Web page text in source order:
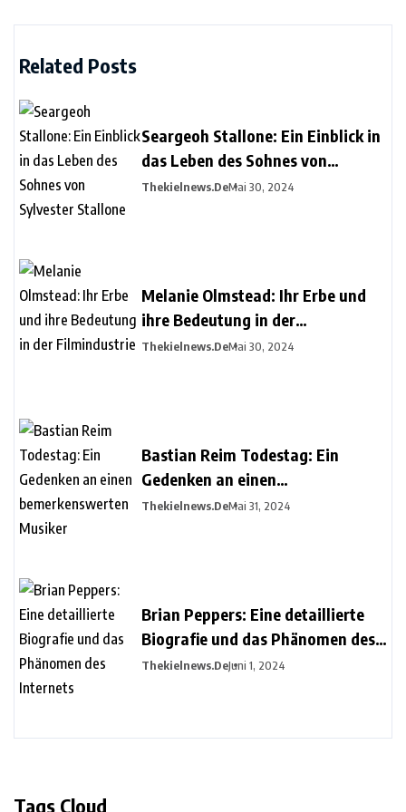
Related Posts
Seargeoh Stallone: Ein Einblick in
das Leben des Sohnes von
Sylvester Stallone
Thekielnews.deMai 30, 2024
Melanie Olmstead: Ihr Erbe und
ihre Bedeutung in der
Filmindustrie
Thekielnews.deMai 30, 2024
Bastian Reim Todestag: Ein
Gedenken an einen
bemerkenswerten Musiker
Thekielnews.deMai 31, 2024
Brian Peppers: Eine detaillierte
Biografie und das Phänomen des
Internets
Thekielnews.deJuni 1, 2024
Tags Cloud